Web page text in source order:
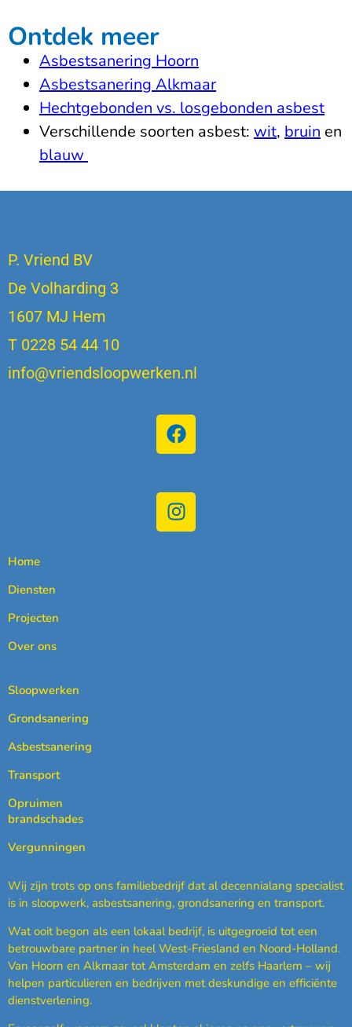
Ontdek meer
Asbestsanering Hoorn
Asbestsanering Alkmaar
Hechtgebonden vs. losgebonden asbest
Verschillende soorten asbest: wit, bruin en
blauw
P. Vriend BV
De Volharding 3
1607 MJ Hem
T 0228 54 44 10
info@vriendsloopwerken.nl
Home
Diensten
Projecten
Over ons
Sloopwerken
Grondsanering
Asbestsanering
Transport
Opruimen
brandschades
Vergunningen
Wij zijn trots op ons familiebedrijf dat al decennialang specialist
is in sloopwerk, asbestsanering, grondsanering en transport.
Wat ooit begon als een lokaal bedrijf, is uitgegroeid tot een
betrouwbare partner in heel West-Friesland en Noord-Holland.
Van Hoorn en Alkmaar tot Amsterdam en zelfs Haarlem – wij
helpen particulieren en bedrijven met deskundige en efficiënte
dienstverlening.